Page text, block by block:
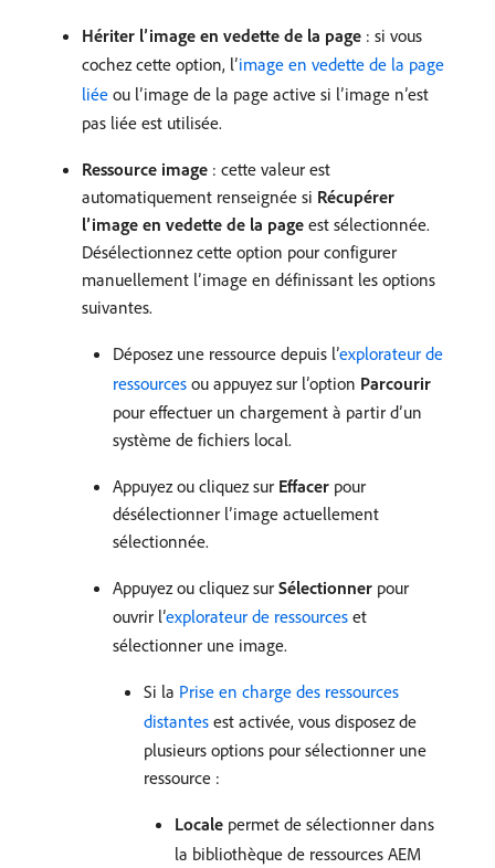
Hériter l’image en vedette de la page : si vous
cochez cette option, lʼimage en vedette de la page
liée ou l’image de la page active si l’image n’est
pas liée est utilisée.
Ressource image : cette valeur est
automatiquement renseignée si Récupérer
l’image en vedette de la page est sélectionnée.
Désélectionnez cette option pour configurer
manuellement l’image en définissant les options
suivantes.
Déposez une ressource depuis l’explorateur de
ressources ou appuyez sur l’option Parcourir
pour effectuer un chargement à partir d’un
système de fichiers local.
Appuyez ou cliquez sur Effacer pour
désélectionner l’image actuellement
sélectionnée.
Appuyez ou cliquez sur Sélectionner pour
ouvrir l’explorateur de ressources et
sélectionner une image.
Si la Prise en charge des ressources
distantes est activée, vous disposez de
plusieurs options pour sélectionner une
ressource :
Locale permet de sélectionner dans
la bibliothèque de ressources AEM